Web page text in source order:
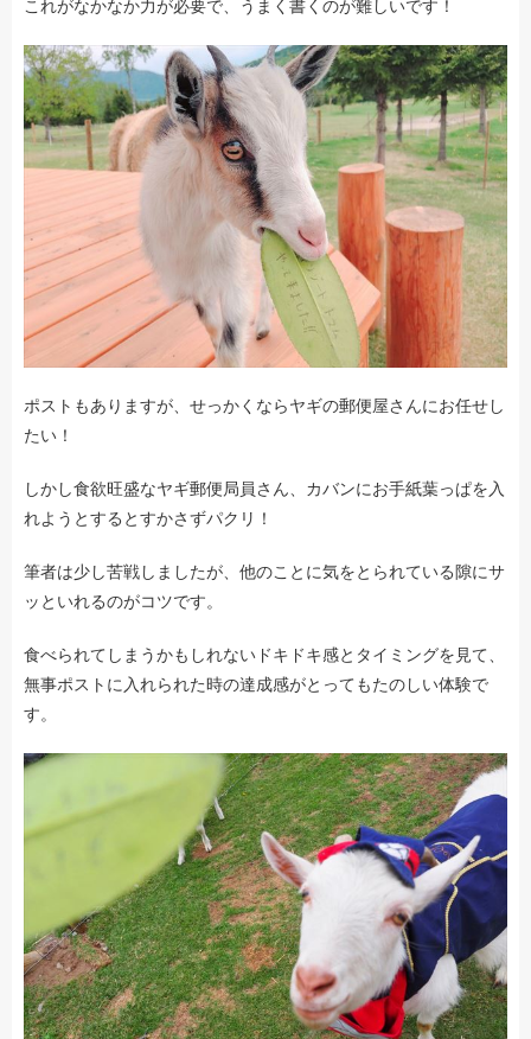
これがなかなか力が必要で、うまく書くのが難しいです！
ポストもありますが、せっかくならヤギの郵便屋さんにお任せし
たい！
しかし食欲旺盛なヤギ郵便局員さん、カバンにお手紙葉っぱを入
れようとするとすかさずパクリ！
筆者は少し苦戦しましたが、他のことに気をとられている隙にサ
ッといれるのがコツです。
食べられてしまうかもしれないドキドキ感とタイミングを見て、
無事ポストに入れられた時の達成感がとってもたのしい体験で
す。